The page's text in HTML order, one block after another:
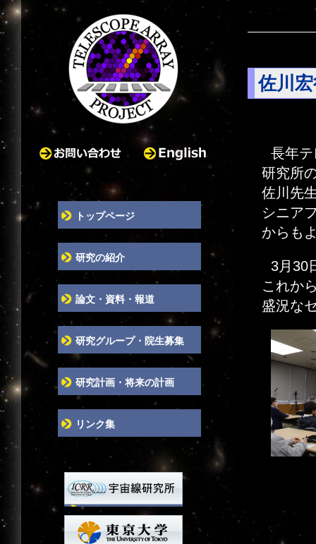
お問い合わせ English
トップページ
研究の紹介
論文・資料・報道
研究グループ・院生募集
研究計画・将来の計画
リンク集
佐川
長年
研究所
佐川先
シニア
からも
3月30
これか
盛況な